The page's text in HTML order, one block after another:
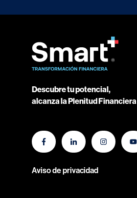
Descubre tu potencial,
alcanza la Plenitud Financiera
Aviso de privacidad